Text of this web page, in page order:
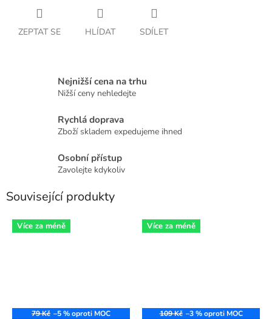
ZEPTAT SE HLÍDAT SDÍLET
Nejnižší cena na trhu
Nižší ceny nehledejte
Rychlá doprava
Zboží skladem expedujeme ihned
Osobní přístup
Zavolejte kdykoliv
Související produkty
Více za méně
79 Kč –5 %
Více za méně
109 Kč –3 %